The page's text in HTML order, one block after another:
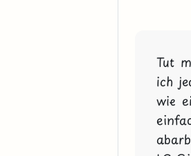
Tut
ich
wie